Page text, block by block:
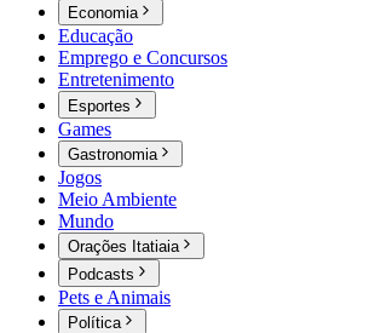
Economia
Educação
Emprego e Concursos
Entretenimento
Esportes
Games
Gastronomia
Jogos
Meio Ambiente
Mundo
Orações Itatiaia
Podcasts
Pets e Animais
Política